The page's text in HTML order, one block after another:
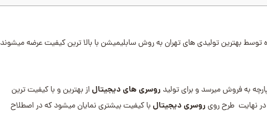
توسط بهترین تولیدی های تهران به روش سابلیمیشن با بالا ترین کیفیت عرضه میشوند
به فروش میرسد و برای تولید روسری های دیجیتالاز بهترین و با کیفیت ترین
در نهایت طرح روی روسری دیجیتالبا کیفیت بیشتری نمایان میشود که در اصطلاح